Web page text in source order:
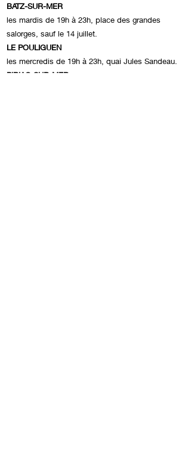
BATZ-SUR-MER
les mardis de 19h à 23h, place des grandes
salorges, sauf le 14 juillet.
LE POULIGUEN
les mercredis de 19h à 23h​, quai Jules Sandeau.
PIRIAC-SUR-MER